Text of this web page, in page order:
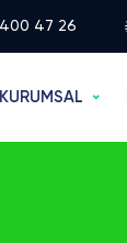
47 26
KURUMSAL